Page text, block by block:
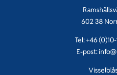
602 38
Tel: +46
E-post: